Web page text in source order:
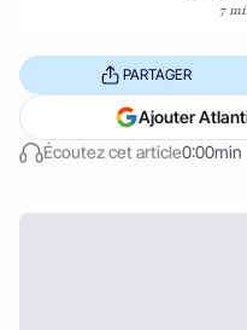
7
Écoutez cet article0:00min
PARTAGER
Ajouter